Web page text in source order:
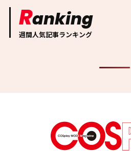
Ranking
週間人気記事ランキング